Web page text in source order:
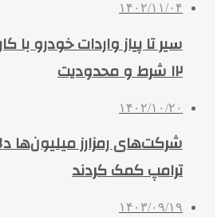
۱۴۰۲/۱۱/۰۴
سیر تا پیاز واردات خودرو
۱۲ شرط و محدودیت
۱۴۰۲/۱۰/۲۰
شرکت‌های رمزارز میلیون‌ها
ترامپ کمک کردند
۱۴۰۳/۰۹/۱۹